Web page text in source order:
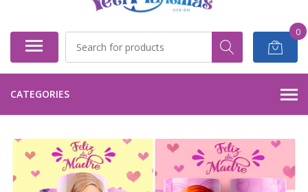
0
CATEGORIES